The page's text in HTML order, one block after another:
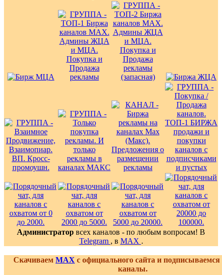
Администратор всех каналов - по любым вопросам! В
Telegram , в MAX .
Скачиваем MAX с официального сайта и
каналы.